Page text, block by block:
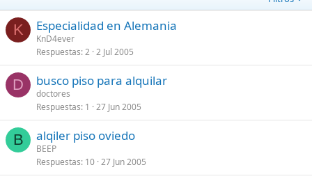
K Especialidad en Alemania
KnD4ever
Respuestas 2 2 Jul 2005
D busco piso para alquilar
doctores
Respuestas 1 27 Jun 2005
B alqiler piso oviedo
BEEP
Respuestas 10 27 Jun 2005